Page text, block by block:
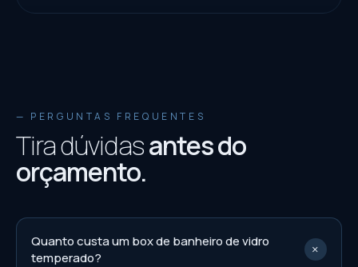
— PERGUNTAS FREQUENTES
Tira dúvidasantes do
orçamento.
Quanto custa um box de banheiro de vidro
temperado?
+